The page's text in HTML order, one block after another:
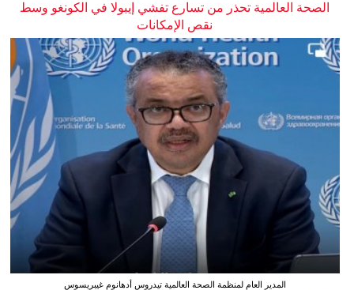
الصحة العالمية تحذر من تسارع تفشي إيبولا في الكونغو وسط
نقص الإمكانات
المدير العام لمنظمة الصحة العالمية تيدروس أدهانوم غيبريسوس